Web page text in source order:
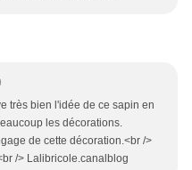
très bien l'idée de ce sapin en
les décorations.
de cette décoration.<br />
/> Lalibricole.canalblog